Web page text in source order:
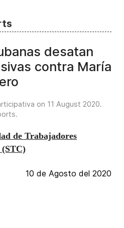
desatan
contra María
on 11 August 2020.
.
de Trabajadores
(STC)
10 de Agosto del 2020